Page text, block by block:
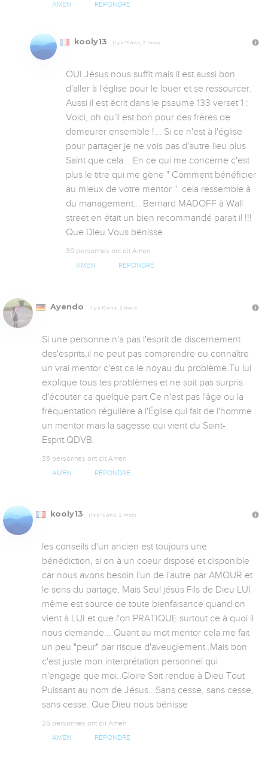
AMEN RÉPONDRE
kooly13 Il y a 15 ans, 2 mois
OUI Jésus nous suffit mais il est aussi bon
d'aller à l'église pour le louer et se ressourcer.
Aussi il est écrit dans le psaume 133 verset 1 :
Voici, oh qu'il est bon pour des frères de
demeurer ensemble !... Si ce n'est à l'église
pour partager je ne vois pas d'autre lieu plus
Saint que cela... En ce qui me concerne c'est
plus le titre qui me gène " Comment bénéficier
au mieux de votre mentor "  cela ressemble à
du management... Bernard MADOFF à Wall
street en était un bien recommandé parait il !!!
Que Dieu Vous bénisse
30 personnes ont dit Amen
AMEN RÉPONDRE
Ayendo Il y a 15 ans, 2 mois
Si une personne n'a pas l'esprit de discernement
des'esprits,il ne peut pas comprendre ou connaître
un vrai mentor c'est ca le noyau du problème.Tu lui
explique tous tes problèmes et ne soit pas surpris
d'écouter ca quelque part.Ce n'est pas l'âge ou la
fréquentation régulière à l'Église qui fait de l'homme
un mentor mais la sagesse qui vient du Saint-
Esprit.QDVB.
39 personnes ont dit Amen
AMEN RÉPONDRE
kooly13 Il y a 15 ans, 2 mois
les conseils d'un ancien est toujours une
bénédiction, si on à un coeur disposé et disponible
car nous avons besoin l'un de l'autre par AMOUR et
le sens du partage, Mais Seul jésus Fils de Dieu LUI
même est source de toute bienfaisance quand on
vient à LUI et que l'on PRATIQUE surtout ce à quoi il
nous demande... Quant au mot mentor cela me fait
un peu "peur" par risque d'aveuglement..Mais bon
c'est juste mon interprétation personnel qui
n'engage que moi..Gloire Soit rendue à Dieu Tout
Puissant au nom de Jésus...Sans cesse, sans cesse,
sans cesse. Que Dieu nous bénisse
25 personnes ont dit Amen
AMEN RÉPONDRE